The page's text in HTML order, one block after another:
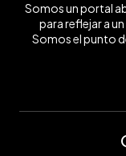
Somos un portal
para reflejar a un
Somos el punto